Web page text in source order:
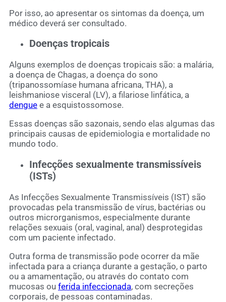
Por isso, ao apresentar os sintomas da doença, um
médico deverá ser consultado.
Doenças tropicais
Alguns exemplos de doenças tropicais são: a malária,
a doença de Chagas, a doença do sono
(tripanossomíase humana africana, THA), a
leishmaniose visceral (LV), a filariose linfática, a
dengue e a esquistossomose.
Essas doenças são sazonais, sendo elas algumas das
principais causas de epidemiologia e mortalidade no
mundo todo.
Infecções sexualmente transmissíveis
(ISTs)
As Infecções Sexualmente Transmissíveis (IST) são
provocadas pela transmissão de vírus, bactérias ou
outros microrganismos, especialmente durante
relações sexuais (oral, vaginal, anal) desprotegidas
com um paciente infectado.
Outra forma de transmissão pode ocorrer da mãe
infectada para a criança durante a gestação, o parto
ou a amamentação, ou através do contato com
mucosas ou ferida infeccionada, com secreções
corporais, de pessoas contaminadas.